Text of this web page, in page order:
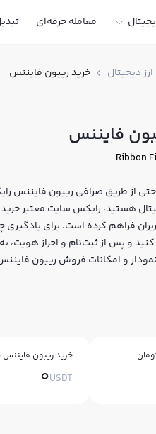
معامله حرفه‌ای
دیجیتال خرید ریبون فایننس
فایننس
Ribbon
از طریق صرافی ریبون فایننس
فراهم کرده است. برای
و امکانات فروش ریبون
خرید ریبون فایننس
0USDT